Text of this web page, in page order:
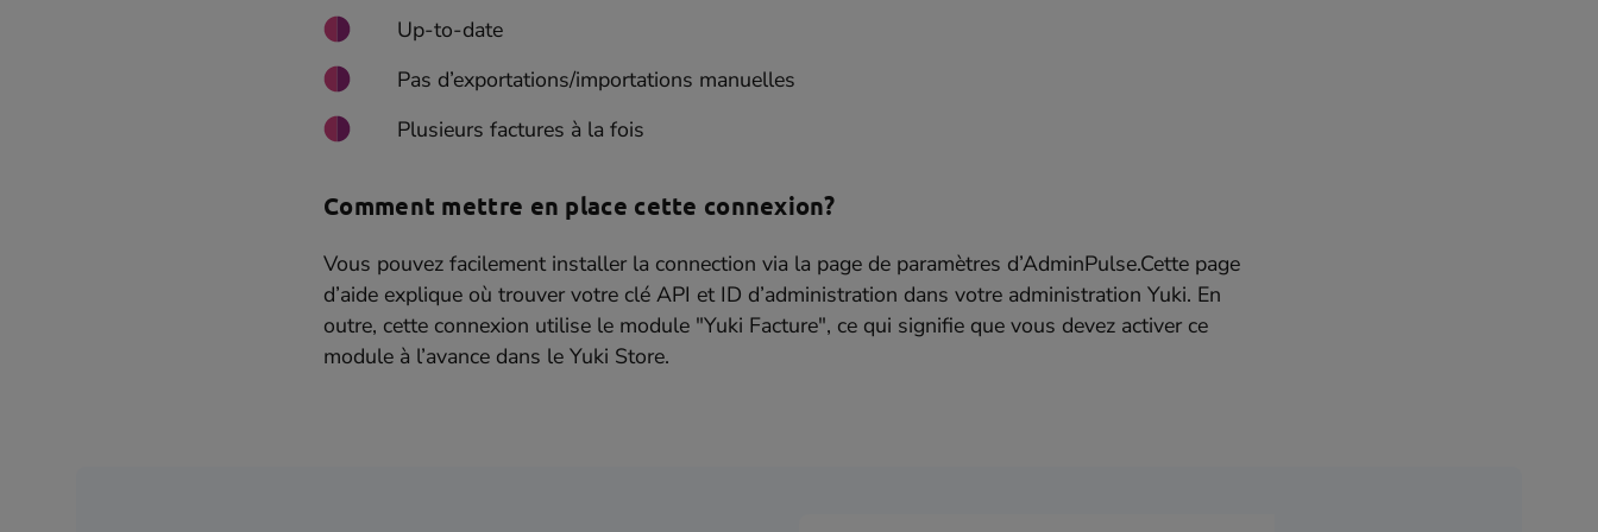
Up-to-date
Pas d’exportations/importations manuelles
Plusieurs factures à la fois
Comment mettre en place cette connexion?
Vous pouvez facilement installer la connection via la page de paramètres d’AdminPulse.Cette page
d’aide explique où trouver votre clé API et ID d’administration dans votre administration Yuki. En
outre, cette connexion utilise le module "Yuki Facture", ce qui signifie que vous devez activer ce
module à l’avance dans le Yuki Store.